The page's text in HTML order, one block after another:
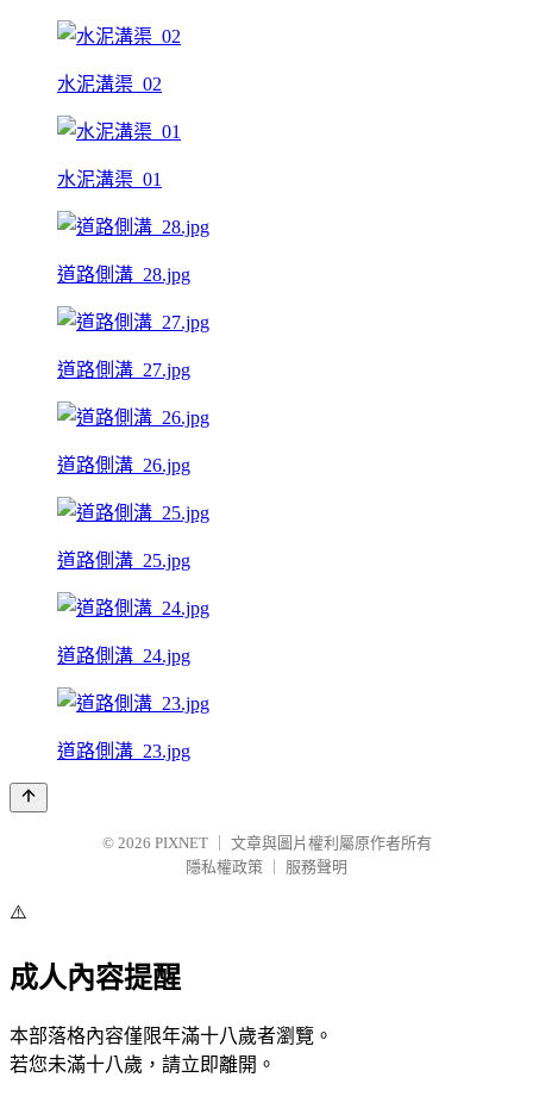
水泥溝渠_02
水泥溝渠_01
道路側溝_28.jpg
道路側溝_27.jpg
道路側溝_26.jpg
道路側溝_25.jpg
道路側溝_24.jpg
道路側溝_23.jpg
© 2026 PIXNET
文章與圖片權利屬原作者所有
隱私權政策
服務聲明
⚠️
成人內容提醒
本部落格內容僅限年滿十八歲者瀏覽。
若您未滿十八歲，請立即離開。